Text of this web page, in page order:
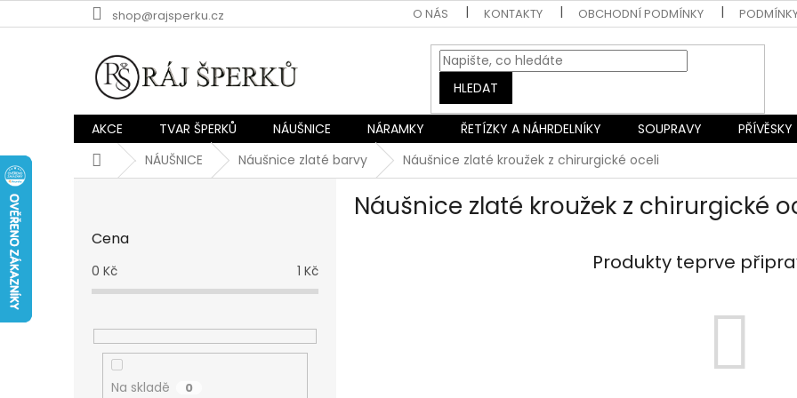
na
shop@rajsperku.cz O NÁS KONTAKTY OBCHODNÍ PODMÍNKY
HLEDAT
AKCE TVAR ŠPERKŮ NÁUŠNICE NÁRAMKY ŘETÍZKY A NÁHRDELNÍKY SOUPRAVY PŘÍVĚSKY
DomůNÁUŠNICE Náušnice zlaté barvy Náušnice zlaté kroužek z chirurgické oceli
Cena
0 Kč 1 Kč
Na skladě 0
Náušnice zlaté kroužek z chirurgické
Produkty teprve